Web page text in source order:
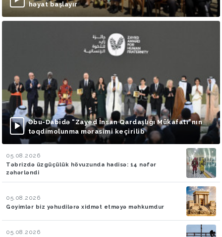
həyat başlayır
Əbu-Dabidə “Zayed İnsan Qardaşlığı Mükafatı”nın
təqdimolunma mərasimi keçirilib
05.08.2026
Təbrizdə üzgüçülük hövuzunda hadisə: 14 nəfər
zəhərləndi
05.08.2026
Goyimlər biz yəhudilərə xidmət etməyə məhkumdur
05.08.2026